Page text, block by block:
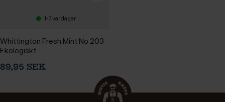
1-3 vardagar
Whittington Fresh Mint No 203
Ekologiskt
89,95 SEK